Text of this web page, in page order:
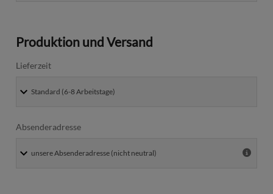
Produktion und Versand
Lieferzeit
Absenderadresse